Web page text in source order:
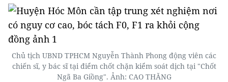
Chủ tịch UBND TPHCM Nguyễn Thành Phong động viên các
chiến sĩ, y bác sĩ tại điểm chốt chặn kiểm soát dịch tại "Chốt
Ngã Ba Giồng". Ảnh: CAO THĂNG